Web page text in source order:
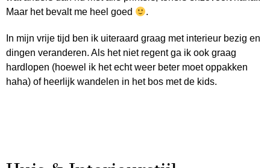
Maar het bevalt me heel goed
.
In mijn vrije tijd ben ik uiteraard graag met interieur bezig en
dingen veranderen. Als het niet regent ga ik ook graag
hardlopen (hoewel ik het echt weer beter moet oppakken
haha) of heerlijk wandelen in het bos met de kids.